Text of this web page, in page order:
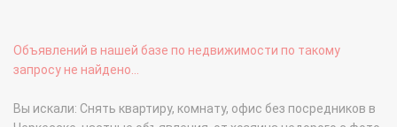
Объявлений в нашей базе по недвижимости по такому
запросу не найдено...
Вы искали: Снять квартиру, комнату, офис без посредников в